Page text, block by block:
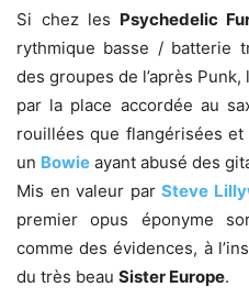
Si chez les Psychedelic
rythmique basse / batterie
des groupes de l’après
par la place accordée au
rouillées que flangérisées
un Bowie ayant abusé des
Mis en valeur parSteve
premier opus éponyme
comme des évidences, à
du très beau Sister Europe.